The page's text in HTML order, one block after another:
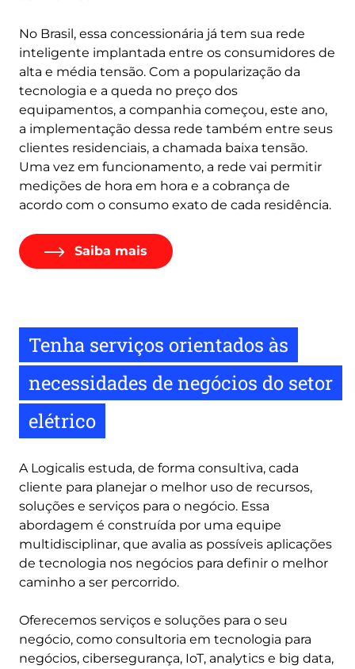
No Brasil, essa concessionária já tem sua rede
inteligente implantada entre os consumidores de
alta e média tensão. Com a popularização da
tecnologia e a queda no preço dos
equipamentos, a companhia começou, este ano,
a implementação dessa rede também entre seus
clientes residenciais, a chamada baixa tensão.
Uma vez em funcionamento, a rede vai permitir
medições de hora em hora e a cobrança de
acordo com o consumo exato de cada residência.
Saiba mais
Tenha serviços orientados às
necessidades de negócios do setor
elétrico
A Logicalis estuda, de forma consultiva, cada
cliente para planejar o melhor uso de recursos,
soluções e serviços para o negócio. Essa
abordagem é construída por uma equipe
multidisciplinar, que avalia as possíveis aplicações
de tecnologia nos negócios para definir o melhor
caminho a ser percorrido.
Oferecemos serviços e soluções para o seu
negócio, como consultoria em tecnologia para
negócios, cibersegurança, IoT, analytics e big data,